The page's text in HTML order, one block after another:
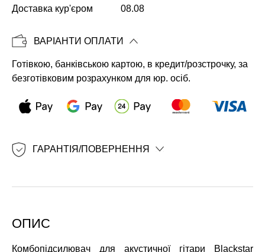
Копіювати
Доставка кур'єром 08.08
ВАРІАНТИ ОПЛАТИ
Готівкою, банківською картою, в кредит/розстрочку, за
безготівковим розрахунком для юр. осіб.
ГАРАНТІЯ/ПОВЕРНЕННЯ
ОПИС
Комбопідсилювач для акустичної гітари Blackstar